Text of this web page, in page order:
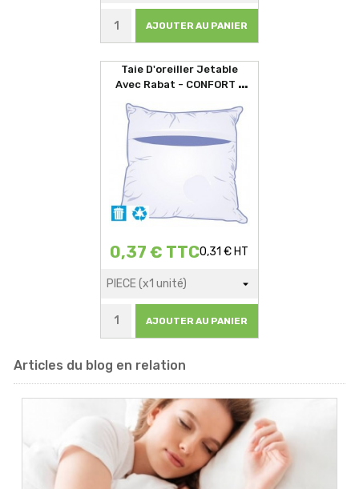
AJOUTER AU PANIER
Taie D'oreiller Jetable
Avec Rabat - CONFORT -
0,37 € TTC0,31 € HT
AJOUTER AU PANIER
Articles du blog en relation